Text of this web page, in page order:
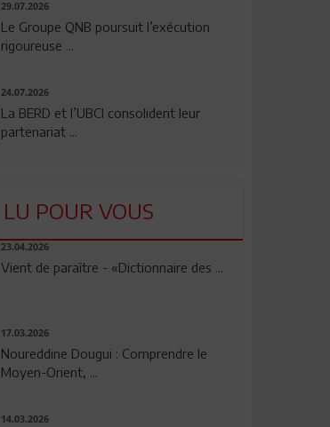
29.07.2026
Le Groupe QNB poursuit l’exécution
rigoureuse ...
24.07.2026
La BERD et l’UBCI consolident leur
partenariat ...
LU POUR VOUS
23.04.2026
Vient de paraître - «Dictionnaire des ...
17.03.2026
Noureddine Dougui : Comprendre le
Moyen-Orient, ...
14.03.2026